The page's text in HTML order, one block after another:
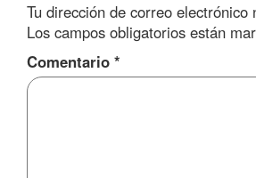
Tu dirección de correo electrónico
Los campos obligatorios están
Comentario *